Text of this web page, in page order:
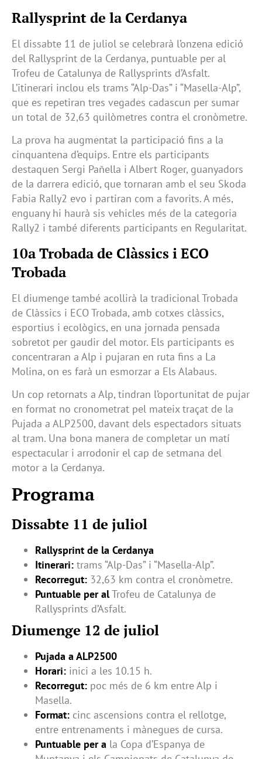
Rallysprint de la Cerdanya
El dissabte 11 de juliol se celebrarà l’onzena edició
del Rallysprint de la Cerdanya, puntuable per al
Trofeu de Catalunya de Rallysprints d’Asfalt.
L’itinerari inclou els trams “Alp-Das” i “Masella-Alp”,
que es repetiran tres vegades cadascun per sumar
un total de 32,63 quilòmetres contra el cronòmetre.
La prova ha augmentat la participació fins a la
cinquantena d’equips. Entre els participants
destaquen Sergi Pañella i Albert Roger, guanyadors
de la darrera edició, que tornaran amb el seu Skoda
Fabia Rally2 evo i partiran com a favorits. A més,
enguany hi haurà sis vehicles més de la categoria
Rally2 i també diferents participants en Regularitat.
10a Trobada de Clàssics i ECO
Trobada
El diumenge també acollirà la tradicional Trobada
de Clàssics i ECO Trobada, amb cotxes clàssics,
esportius i ecològics, en una jornada pensada
sobretot per gaudir del motor. Els participants es
concentraran a Alp i pujaran en ruta fins a La
Molina, on es farà un esmorzar a Els Alabaus.
Un cop retornats a Alp, tindran l’oportunitat de pujar
en format no cronometrat pel mateix traçat de la
Pujada a ALP2500, davant dels espectadors situats
al tram. Una bona manera de completar un matí
espectacular i arrodonir el cap de setmana del
motor a la Cerdanya.
Programa
Dissabte 11 de juliol
Rallysprint de la Cerdanya
Itinerari: trams “Alp-Das” i “Masella-Alp”.
Recorregut: 32,63 km contra el cronòmetre.
Puntuable per alTrofeu de Catalunya de
Rallysprints d’Asfalt.
Diumenge 12 de juliol
Pujada a ALP2500
Horari: inici a les 10.15 h.
Recorregut: poc més de 6 km entre Alp i
Masella.
Format: cinc ascensions contra el rellotge,
entre entrenaments i mànegues de cursa.
Puntuable per a la Copa d’Espanya de